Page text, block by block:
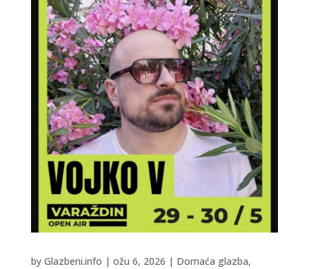
by Glazbeni.info | ožu 6, 2026 | Domaća glazba,